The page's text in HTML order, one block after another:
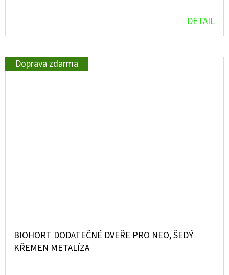
DETAIL
Doprava zdarma
BIOHORT DODATEČNÉ DVEŘE PRO NEO, ŠEDÝ
KŘEMEN METALÍZA